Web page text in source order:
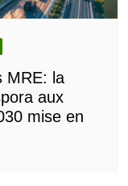
MRE: la
aux
mise en